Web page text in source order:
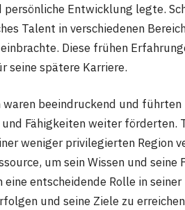
Entwicklung legte.
Talent in verschiedenen
Diese frühen
seine spätere Karriere.
waren beeindruckend und
Fähigkeiten weiter förderten.
weniger privilegierten Region
um sein Wissen und seine
eine entscheidende Rolle in
und seine Ziele zu